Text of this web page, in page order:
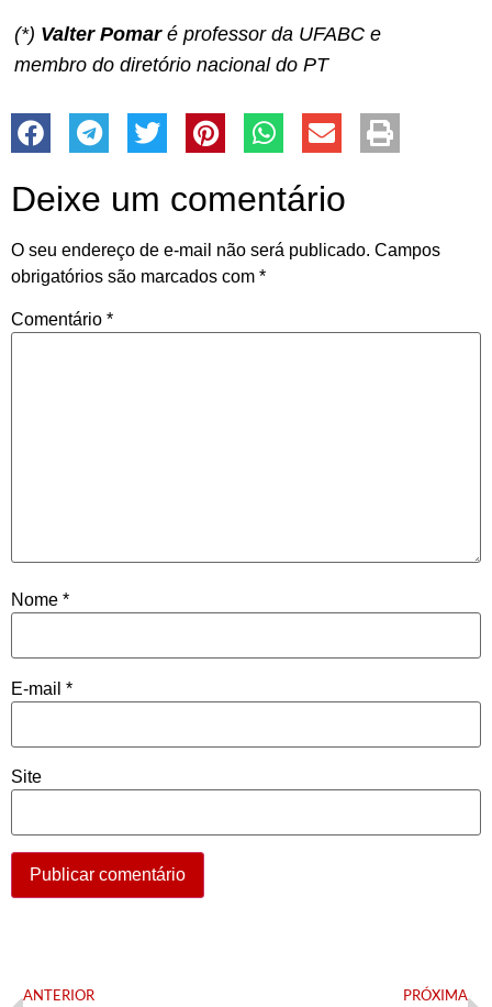
(*) Valter Pomaré professor da UFABC e
membro do diretório nacional do PT
Deixe um comentário
O seu endereço de e-mail não será publicado. Campos
obrigatórios são marcados com *
Comentário *
Nome *
E-mail *
Site
ANTERIOR PRÓXIMA